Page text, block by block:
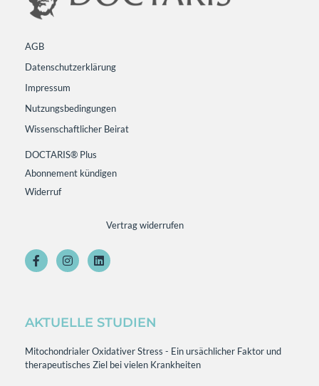
AGB
Datenschutzerklärung
Impressum
Nutzungsbedingungen
Wissenschaftlicher Beirat
DOCTARIS® Plus
Abonnement kündigen
Widerruf
Vertrag widerrufen
AKTUELLE STUDIEN
Mitochondrialer Oxidativer Stress - Ein ursächlicher Faktor und
therapeutisches Ziel bei vielen Krankheiten